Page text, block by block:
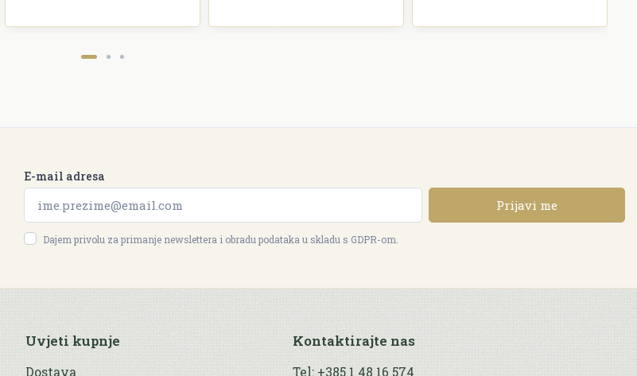
E-mail adresa
Prijavi me
Dajem privolu za primanje newslettera i obradu podataka u skladu s GDPR-om.
Uvjeti kupnje
Dostava
Kontaktirajte nas
Tel: +385 1 48 16 574